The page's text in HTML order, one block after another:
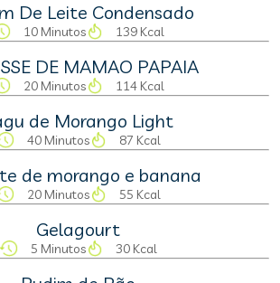
De Leite Condensado
10 Minutos 139 Kcal
DE MAMAO PAPAIA
20 Minutos 114 Kcal
de Morango Light
40 Minutos 87 Kcal
de morango e banana
20 Minutos 55 Kcal
Gelagourt
5 Minutos 30 Kcal